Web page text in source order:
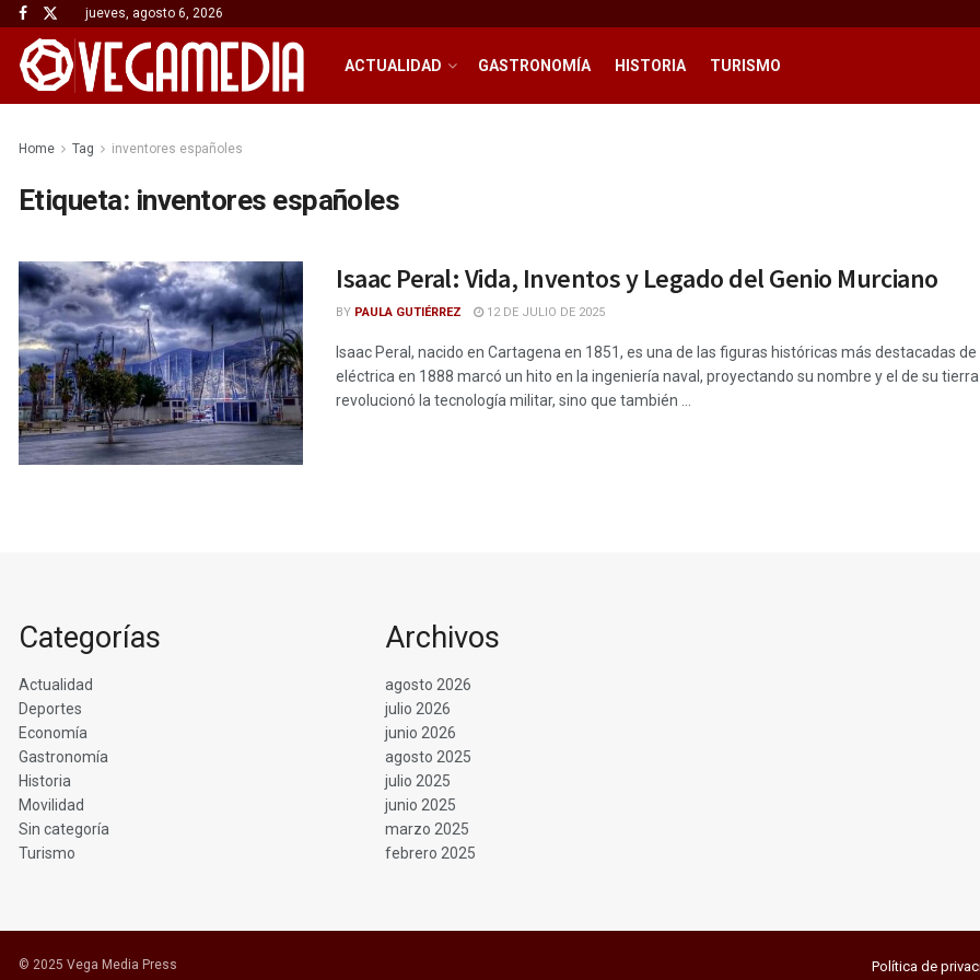
jueves, agosto 6, 2026
ACTUALIDAD GASTRONOMÍA HISTORIA TURISMO
Home Tag inventores españoles
Etiqueta: inventores españoles
Isaac Peral: Vida, Inventos y Legado del Genio Murciano
BY PAULA GUTIÉRREZ 12 DE JULIO DE 2025
Isaac Peral, nacido en Cartagena en 1851, es una de las figuras históricas más destacadas
eléctrica en 1888 marcó un hito en la ingeniería naval, proyectando su nombre y el de su
revolucionó la tecnología militar, sino que también ...
Categorías
Actualidad
Deportes
Economía
Gastronomía
Historia
Movilidad
Sin categoría
Turismo
Archivos
agosto 2026
julio 2026
junio 2026
agosto 2025
julio 2025
junio 2025
marzo 2025
febrero 2025
Política de
© 2025 Vega Media Press